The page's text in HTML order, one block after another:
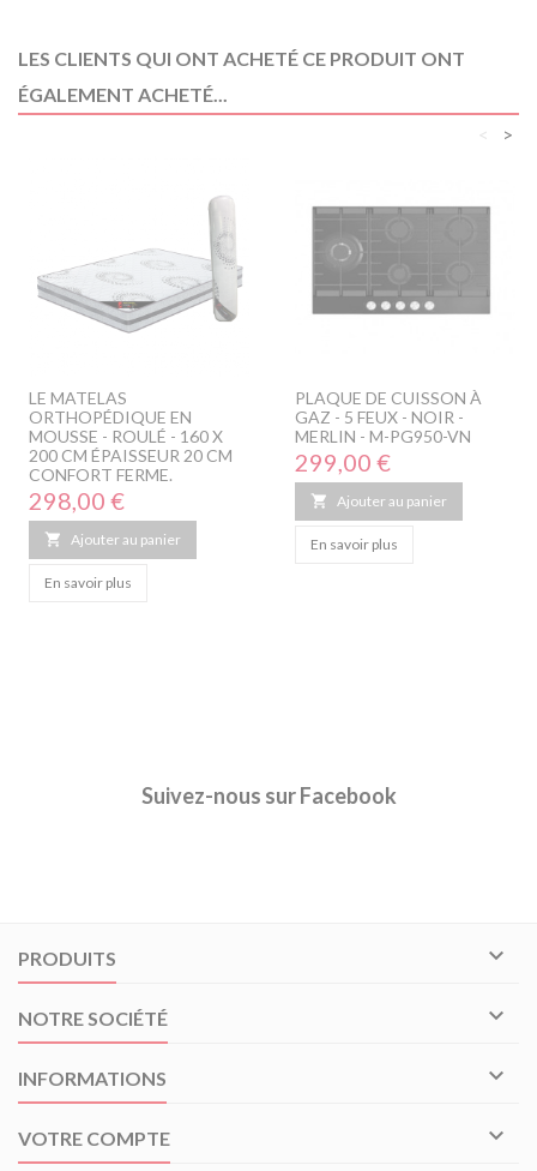
LES CLIENTS QUI ONT ACHETÉ CE PRODUIT ONT
ÉGALEMENT ACHETÉ...
>
<
LE MATELAS
ORTHOPÉDIQUE EN
MOUSSE - ROULÉ - 160 X
200 CM ÉPAISSEUR 20 CM
CONFORT FERME.
Prix
298,00 €
 Ajouter au panier
En savoir plus
PLAQUE DE CUISSON À
GAZ - 5 FEUX - NOIR -
MERLIN - M-PG950-VN
Prix
299,00 €
 Ajouter au panier
En savoir plus
Suivez-nous sur Facebook
PRODUITS 
NOTRE SOCIÉTÉ 
INFORMATIONS 
VOTRE COMPTE 